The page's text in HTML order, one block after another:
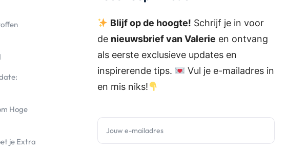
Hoge
je Extra
Blijf op de hoogte! Schrijf je in voor
de nieuwsbrief van Valerie en ontvang
als eerste exclusieve updates en
inspirerende tips.
Vul je e-mailadres in
en mis niks!